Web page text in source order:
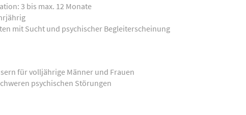
3 bis max. 12 Monate
mit Sucht und psychischer Begleiterscheinung
für volljährige Männer und Frauen
psychischen Störungen